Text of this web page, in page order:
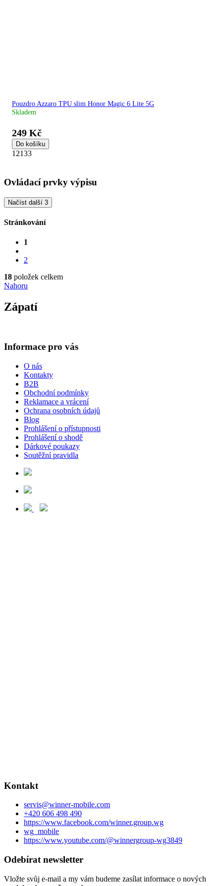
Pouzdro Azzaro TPU slim Honor Magic 6 Lite 5G
Skladem
249 Kč
Do košíku
12133
Ovládací prvky výpisu
Načíst další 3
Stránkování
1
2
18 položek celkem
Nahoru
Zápatí
Informace pro vás
O nás
Kontakty
B2B
Obchodní podmínky
Reklamace a vrácení
Ochrana osobních údajů
Blog
Prohlášení o přístupnosti
Prohlášení o shodě
Dárkové poukazy
Soutěžní pravidla
Kontakt
servis@winner-mobile.com
+420 606 498 490
https://www.facebook.com/winner.group.wg
wg_mobile
https://www.youtube.com/@winnergroup-wg3849
Odebírat newsletter
Vložte svůj e-mail a my vám budeme zasílat informace o nových